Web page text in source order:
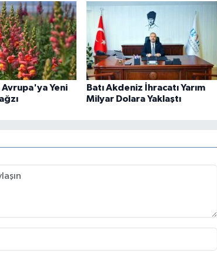
Yeni
Batı Akdeniz İhracatı Yarım
Milyar Dolara Yaklaştı